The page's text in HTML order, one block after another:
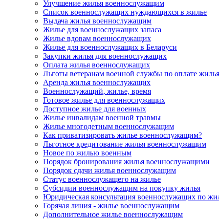
Улучшение жилья военнослужащим
Список военнослужащих нуждающихся в жилье
Выдача жилья военнослужащим
Жилье для военнослужащих запаса
Жилье вдовам военнослужащих
Жилье для военнослужащих в Беларуси
Закупки жилья для военнослужащих
Оплата жилья военнослужащих
Льготы ветеранам военной службы по оплате жилья
Аренда жилья военнослужащих
Военнослужащий, жилье, время
Готовое жилье для военнослужащих
Доступное жилье для военных
Жилье инвалидам военной травмы
Жилье многодетным военнослужащим
Как приватизировать жилье военнослужащим?
Льготное кредитование жилья военнослужащим
Новое по жилью военным
Порядок бронирования жилья военнослужащими
Порядок сдачи жилья военнослужащим
Статус военнослужащего на жилье
Субсидии военнослужащим на покупку жилья
Юридическая консультация военнослужащих по
Горячая линия - жилье военнослужащим
Дополнительное жилье военнослужащим